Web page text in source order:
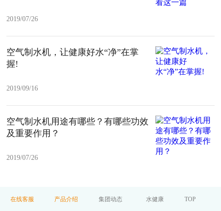
2019/07/26
空气制水机，让健康好水“净”在掌
握!
2019/09/16
空气制水机用途有哪些？有哪些功效
及重要作用？
2019/07/26
在线客服 产品介绍 集团动态 水健康 TOP